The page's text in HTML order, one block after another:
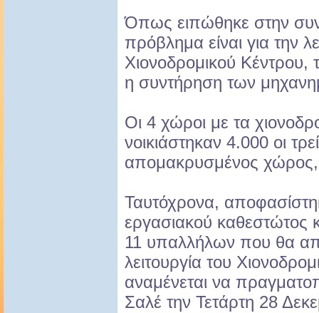
Όπως ειπώθηκε στην
πρόβλημα είναι για την
Χιονοδρομικού Κέντρου,
η συντήρηση των
Οι 4 χώροι με τα
νοικιάστηκαν 4.000 οι
απομακρυσμένος χώρος,
Ταυτόχρονα,
εργασιακού καθεστώτος
11 υπαλλήλων που θα
λειτουργία του
αναμένεται να
Σαλέ την Τετάρτη 28